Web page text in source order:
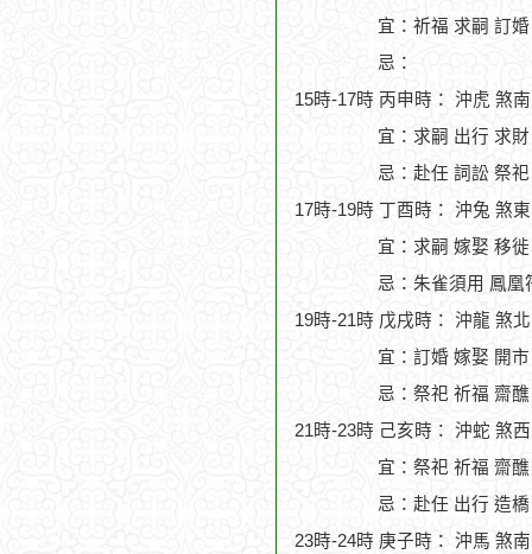
宜：祈福 求嗣 訂
忌：
15時-17時 丙申時： 沖虎 煞
宜：求嗣 出行 求
忌：赴任 詞訟 祭
17時-19時 丁酉時： 沖兔 煞
宜：求嗣 嫁娶 移
忌：朱雀須用 鳳凰
19時-21時 戊戌時： 沖龍 煞
宜：訂婚 嫁娶 開
忌：祭祀 祈福 齋
21時-23時 己亥時： 沖蛇 煞
宜：祭祀 祈福 齋
忌：赴任 出行 造
23時-24時 庚子時： 沖馬 煞